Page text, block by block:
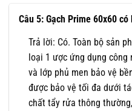
Câu 5: Gạch Prime 60x60
Trả lời: Có. Toàn bộ sản
loại 1 ược ứng dụng công
và lớp phủ men bảo vệ
được bảo vệ tối đa dưới
chất tẩy rửa thông